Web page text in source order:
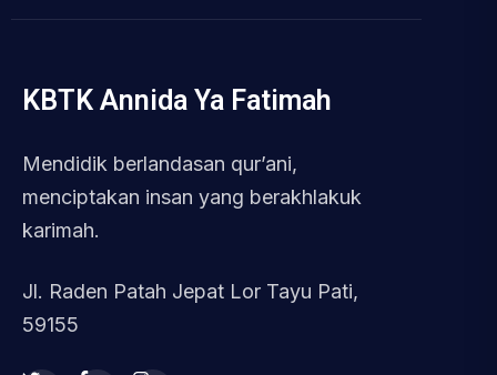
KBTK Annida Ya Fatimah
Mendidik berlandasan qur’ani,
menciptakan insan yang berakhlakuk
karimah.
Jl. Raden Patah Jepat Lor Tayu Pati,
59155